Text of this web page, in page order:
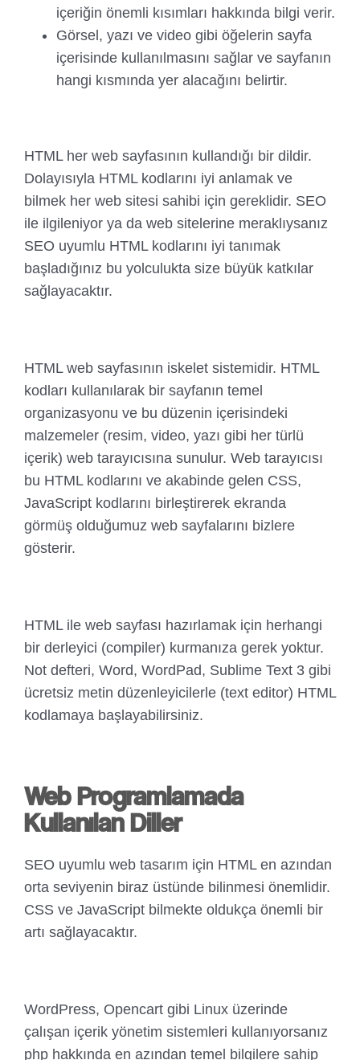
içeriğin önemli kısımları hakkında bilgi verir.
Görsel, yazı ve video gibi öğelerin sayfa
içerisinde kullanılmasını sağlar ve sayfanın
hangi kısmında yer alacağını belirtir.
HTML her web sayfasının kullandığı bir dildir.
Dolayısıyla HTML kodlarını iyi anlamak ve
bilmek her web sitesi sahibi için gereklidir. SEO
ile ilgileniyor ya da web sitelerine meraklıysanız
SEO uyumlu HTML kodlarını iyi tanımak
başladığınız bu yolculukta size büyük katkılar
sağlayacaktır.
HTML web sayfasının iskelet sistemidir. HTML
kodları kullanılarak bir sayfanın temel
organizasyonu ve bu düzenin içerisindeki
malzemeler (resim, video, yazı gibi her türlü
içerik) web tarayıcısına sunulur. Web tarayıcısı
bu HTML kodlarını ve akabinde gelen CSS,
JavaScript kodlarını birleştirerek ekranda
görmüş olduğumuz web sayfalarını bizlere
gösterir.
HTML ile web sayfası hazırlamak için herhangi
bir derleyici (compiler) kurmanıza gerek yoktur.
Not defteri, Word, WordPad, Sublime Text 3 gibi
ücretsiz metin düzenleyicilerle (text editor) HTML
kodlamaya başlayabilirsiniz.
Web Programlamada
Kullanılan Diller
SEO uyumlu web tasarım için HTML en azından
orta seviyenin biraz üstünde bilinmesi önemlidir.
CSS ve JavaScript bilmekte oldukça önemli bir
artı sağlayacaktır.
WordPress, Opencart gibi Linux üzerinde
çalışan içerik yönetim sistemleri kullanıyorsanız
php hakkında en azından temel bilgilere sahip